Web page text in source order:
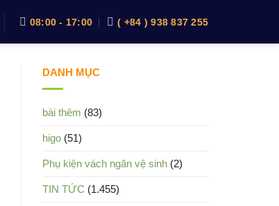
08:00 - 17:00 ( +84 ) 938 837 255
DANH MỤC
bài thêm (83)
higo (51)
Phụ kiện vách ngăn vệ sinh (2)
TIN TỨC (1.455)